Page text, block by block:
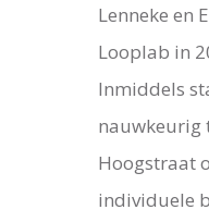
Lenneke en
Looplab in
Inmiddels
nauwkeurig
Hoogstraat
individuele